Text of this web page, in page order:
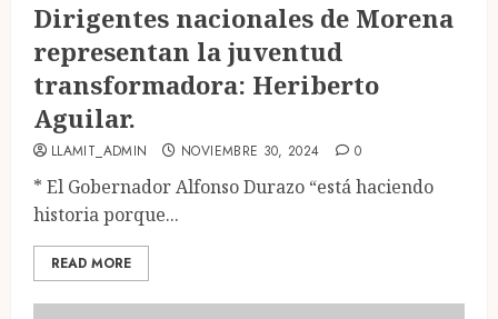
Dirigentes nacionales de Morena
representan la juventud
transformadora: Heriberto
Aguilar.
LLAMIT_ADMIN NOVIEMBRE 30, 2024 0
* El Gobernador Alfonso Durazo “está haciendo
historia porque...
READ MORE